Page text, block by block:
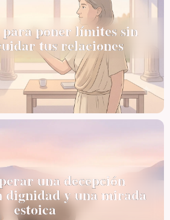
poner límites sin
tus relaciones
una decepción
dignidad y una mirada
estoica